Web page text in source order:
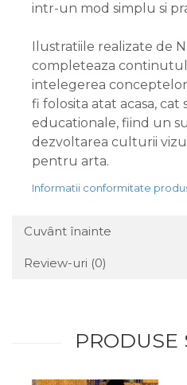
intr-un mod simplu si
Ilustratiile realizate de
completeaza continutul
intelegerea
fi folosita atat acasa, cat
educationale, fiind un
dezvoltarea culturii
pentru arta.
Informatii conformitate
Cuvânt înainte
Review-uri (0)
PRODUSE